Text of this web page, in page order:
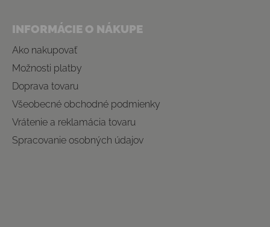
INFORMÁCIE O NÁKUPE
Ako nakupovať
Možnosti platby
Doprava tovaru
Všeobecné obchodné podmienky
Vrátenie a reklamácia tovaru
Spracovanie osobných údajov